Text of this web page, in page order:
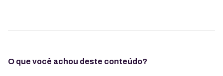
O que você achou deste conteúdo?